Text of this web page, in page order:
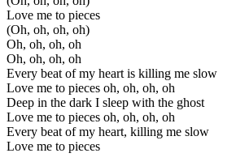
Love me to pieces
(Oh, oh, oh, oh)
Oh, oh, oh, oh
Oh, oh, oh, oh
Every beat of my heart is killing me slow
Love me to pieces oh, oh, oh, oh
Deep in the dark I sleep with the ghost
Love me to pieces oh, oh, oh, oh
Every beat of my heart, killing me slow
Love me to pieces